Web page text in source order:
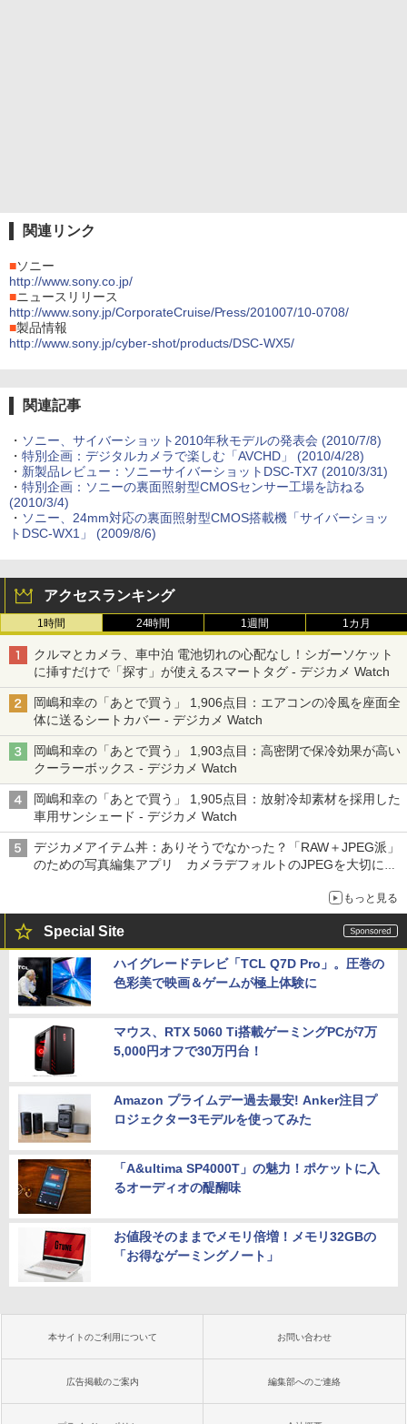
関連リンク
■ソニー
http://www.sony.co.jp/
■ニュースリリース
http://www.sony.jp/CorporateCruise/Press/201007/10-0708/
■製品情報
http://www.sony.jp/cyber-shot/products/DSC-WX5/
関連記事
・ ソニー、サイバーショット2010年秋モデルの発表会 (2010/7/8)
・ 特別企画：デジタルカメラで楽しむ「AVCHD」 (2010/4/28)
・ 新製品レビュー：ソニーサイバーショットDSC-TX7 (2010/3/31)
・ 特別企画：ソニーの裏面照射型CMOSセンサー工場を訪ねる
(2010/3/4)
・ ソニー、24mm対応の裏面照射型CMOS搭載機「サイバーショッ
トDSC-WX1」 (2009/8/6)
アクセスランキング
1時間 24時間 1週間 1カ月
クルマとカメラ、車中泊 電池切れの心配なし！シガーソケット
に挿すだけで「探す」が使えるスマートタグ - デジカメ Watch
岡嶋和幸の「あとで買う」 1,906点目：エアコンの冷風を座面全
体に送るシートカバー - デジカメ Watch
岡嶋和幸の「あとで買う」 1,903点目：高密閉で保冷効果が高い
クーラーボックス - デジカメ Watch
岡嶋和幸の「あとで買う」 1,905点目：放射冷却素材を採用した
車用サンシェード - デジカメ Watch
デジカメアイテム丼：ありそうでなかった？「RAW＋JPEG派」
のための写真編集アプリ カメラデフォルトのJPEGを大切にす
もっと見る
Special Site
ハイグレードテレビ「TCL Q7D Pro」。圧巻の
色彩美で映画＆ゲームが極上体験に
マウス、RTX 5060 Ti搭載ゲーミングPCが7万
5,000円オフで30万円台！
Amazon プライムデー過去最安! Anker注目プ
ロジェクター3モデルを使ってみた
「A&ultima SP4000T」の魅力！ポケットに入
るオーディオの醍醐味
お値段そのままでメモリ倍増！メモリ32GBの
「お得なゲーミングノート」
本サイトのご利用について お問い合わせ
広告掲載のご案内 編集部へのご連絡